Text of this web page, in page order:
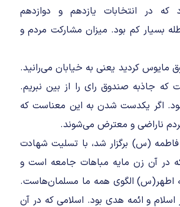
در انتخابات یازدهم و دوازدهم
آرای باطله بسیار کم بود. میزان مشارکت مردم و
مایوس کردید یعنی به خیابان می‌رانید.
که جاذبه صندوق رای را از بین نبریم.
اگر یکدست شدن به این معناست که
ناراضی و معترض می‌شوند.
(س) برگزار شد، با تسلیت شهادت
در آن زن مایه مباهات جامعه است و
اطهر(س) الگوی همه ما مسلمان‌هاست.
اسلام و ائمه هدی بود. اسلامی که در آن